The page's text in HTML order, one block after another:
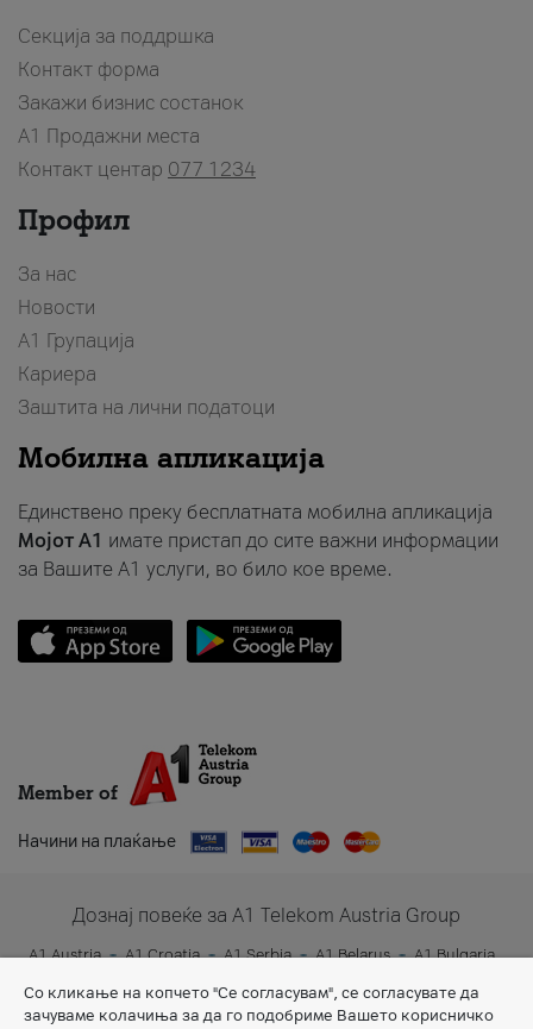
Секција за поддршка
Контакт форма
Закажи бизнис состанок
A1 Продажни места
Контакт центар 077 1234
Профил
За нас
Новости
А1 Групација
Кариера
Заштита на лични податоци
Мобилна апликација
Единствено преку бесплатната мобилна апликација
Мојот A1 имате пристап до сите важни информации
за Вашите A1 услуги, во било кое време.
Member of
Начини на плаќање
Дознај повеќе за A1 Telekom Austria Group
A1 Austria A1 Croatia A1 Serbia A1 Belarus
A1 Bulgaria
A1 Slovenia
A1 Digital
Со кликање на копчето "Се согласувам", се согласувате да
зачуваме колачиња за да го подобриме Вашето корисничко